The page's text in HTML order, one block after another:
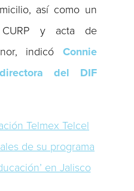
así como un
CURP y acta de
indicó Connie
del DIF
Telmex Telcel
de su programa
en Jalisco